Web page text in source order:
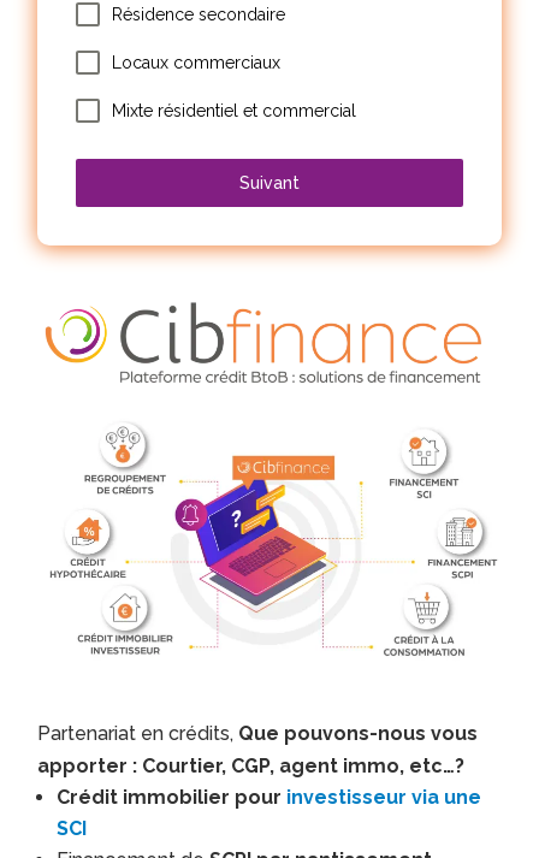
Résidence secondaire
Locaux commerciaux
Mixte résidentiel et commercial
Suivant
Partenariat en crédits, Que pouvons-nous vous
apporter : Courtier, CGP, agent immo, etc…?
Crédit immobilier pour investisseur via une
SCI